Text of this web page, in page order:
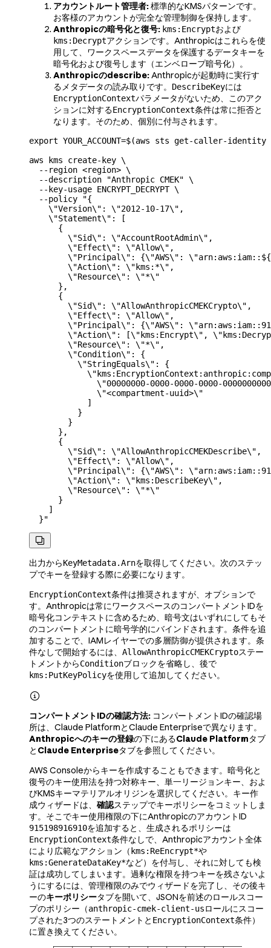
アカウントルート管理者:標準的なKMSパターンです。
お客様のアカウントが完全な管理制御を保持します。
Anthropicの暗号化と復号: kms:Encryptおよび
kms:Decryptアクションです。Anthropicはこれらを使
用して、ワークスペースデータを保護するデータキーを
暗号化および復号します（エンベロープ暗号化）。
Anthropicのdescribe:Anthropicが起動時に実行す
るメタデータの読み取りです。
DescribeKeyには
EncryptionContextパラメータがないため、このアク
ションに対するEncryptionContext条件は常に拒否と
なります。そのため、個別に付与されます。
export YOUR_ACCOUNT=$(aws sts get-caller-identity
aws kms create-key \
  --region
<region> \
  --description
"Anthropic CMEK" \
  --key-usage
ENCRYPT_DECRYPT \
  --policy
"{
    \"
Version\" : \"2012-10-17\" ,
    \"
Statement\" : [
      {
        \"
Sid\" : \"AccountRootAdmin\" ,
        \"
Effect\" : \"Allow\" ,
        \"
Principal\" : {\"AWS\" : \"arn:aws:iam::${
        \"
Action\" : \" kms:*\" ,
        \"
Resource\" : \"*\"
      },
      {
        \"
Sid\" : \"AllowAnthropicCMEKCrypto\" ,
        \"
Effect\" : \"Allow\" ,
        \"
Principal\" : {\"AWS\" : \"
        \"
Action\" : [\" kms:Encrypt\" , \"
        \"
Resource\" : \"*\" ,
        \"
Condition\" : {
          \"
StringEquals\" : {
            \"
              \"
00000000-0000-0000-0000-
              \"
<compartment-uuid>\"
            ]
          }
        }
      },
      {
        \"
Sid\" : \"AllowAnthropicCMEKDescribe\" ,
        \"
Effect\" : \"Allow\" ,
        \"
Principal\" : {\"AWS\" : \"
        \"
Action\" : \" kms:DescribeKey\" ,
        \"
Resource\" : \"*\"
      }
    ]
  }"

出力からKeyMetadata.Arnを取得してください。次のステッ
プでキーを登録する際に必要になります。
EncryptionContext条件は推奨されますが、オプションで
す。Anthropicは常にワークスペースのコンパートメントIDを
暗号化コンテキストに含めるため、暗号文はいずれにしてもそ
のコンパートメントに暗号学的にバインドされます。条件を追
加することで、IAMレイヤーでの多層防御が提供されます。条
件なしで開始するには、 AllowAnthropicCMEKCryptoステー
トメントからConditionブロックを省略し、後で
kms:PutKeyPolicyを使用して追加してください。

コンパートメントIDの確認方法: コンパートメントIDの確認場
所は、Claude PlatformとClaude Enterpriseで異なります。
Anthropicへのキーの登録の下にあるClaude Platformタブ
と Claude Enterpriseタブを参照してください。
AWS Consoleからキーを作成することもできます。暗号化と
復号のキー使用法を持つ対称キー、単一リージョンキー、およ
びKMSキーマテリアルオリジンを選択してください。キー作
成ウィザードは、 確認ステップでキーポリシーをコミットしま
す。そこでキー使用権限の下にAnthropicのアカウントID
915198916910を追加すると、生成されるポリシーは
EncryptionContext条件なしで、Anthropicアカウント全体
により広範なアクション（ kms:ReEncrypt*や
kms:GenerateDataKey*など）を付与し、それに対しても検
証は成功してしまいます。過剰な権限を持つキーを残さないよ
うにするには、管理権限のみでウィザードを完了し、その後キ
ーのキーポリシータブを開いて、JSONを前述のロールスコー
プのポリシー（anthropic-cmek-client-usロールにスコー
プされた3つのステートメントと EncryptionContext条件）
に置き換えてください。